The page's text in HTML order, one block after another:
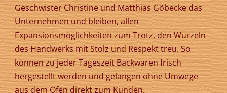
Geschwister Christine und Matthias Göbecke das
Unternehmen und bleiben, allen
Expansionsmöglichkeiten zum Trotz, den Wurzeln
des Handwerks mit Stolz und Respekt treu. So
können zu jeder Tageszeit Backwaren frisch
hergestellt werden und gelangen ohne Umwege
aus dem Ofen direkt zum Kunden.